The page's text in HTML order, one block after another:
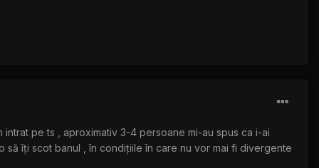
pe ts , aproximativ 3-4 persoane mi-au spus ca i-ai
îți scot banul , în condițiile în care nu vor mai fi divergente